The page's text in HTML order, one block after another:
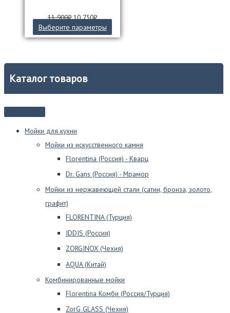
Каталог товаров
Мойки для кухни
Мойки из искусственного камня
Florentina (Россия) - Кварц
Dr. Gans (Россия) - Мрамор
Мойки из нержавеющей стали (сатин, бронза, золото,
графит)
FLORENTINA (Турция)
IDDIS (Россия)
ZORGINOX (Чехия)
AQUA (Китай)
Комбинированные мойки
Florentina Комби (Россия/Турция)
ZorG GLASS (Чехия)
11 900₽ Первоначальная
цена
составляла
10 750₽Текущая
цена:
10
Выберите параметры
товар
вариаций.
выбрать